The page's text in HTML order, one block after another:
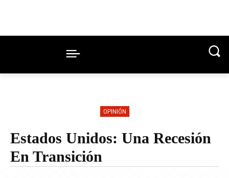
OPINIÓN
Estados Unidos: Una Recesión
En Transición